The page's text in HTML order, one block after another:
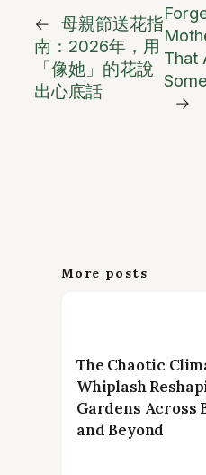
←
母親節送花指
南：2026年，用
「像她」的花說
出心底話
That
→
More posts
The Chaotic
Whiplash
Gardens Across
and Beyond